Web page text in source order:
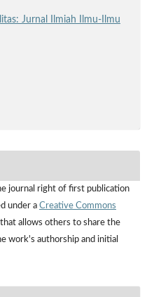
Jurnal Ilmiah Ilmu-Ilmu
journal right of first publication
under a Creative Commons
allows others to share the
work's authorship and initial